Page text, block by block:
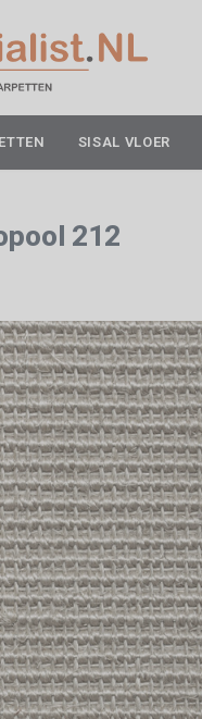
SISAL VLOER
212